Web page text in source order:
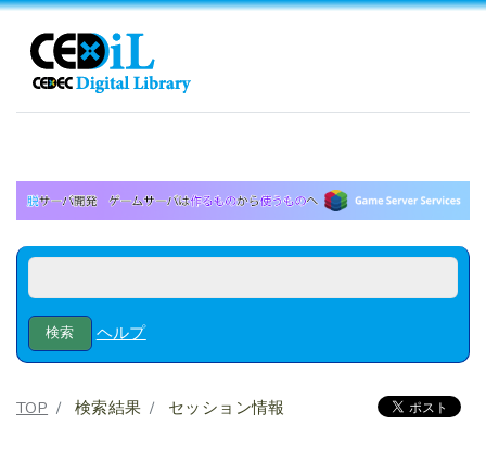
ヘルプ
TOP 検索結果 セッション情報